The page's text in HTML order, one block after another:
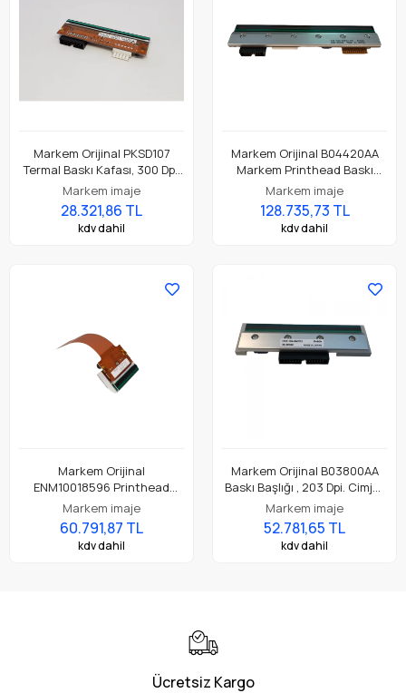
Markem Orijinal PKSD107
Termal Baskı Kafası, 300 Dpi.
Smartdate 107mm İçin
Uygun, Cimjet 107mm Yazıcı.
Markem imaje
28.321,86 TL
kdv dahil
Markem Orijinal B04420AA
Markem Printhead Baskı
Başlığı , 203 Dpi. Cimjet 300,
Cimppack 300 Yazıcı İçin
Uygun.
Markem imaje
128.735,73 TL
kdv dahil
Markem Orijinal
ENM10018596 Printhead
Baskı Başlığı , 203 Dpi. 18
Serisi 8018 Yazıcı İçin
Uygundur.
Markem imaje
60.791,87 TL
kdv dahil
Markem Orijinal B03800AA
Baskı Başlığı , 203 Dpi. Cimjet
200, Cimjet 385 yazıcı için
uygun.
Markem imaje
52.781,65 TL
kdv dahil
Ücretsiz Kargo